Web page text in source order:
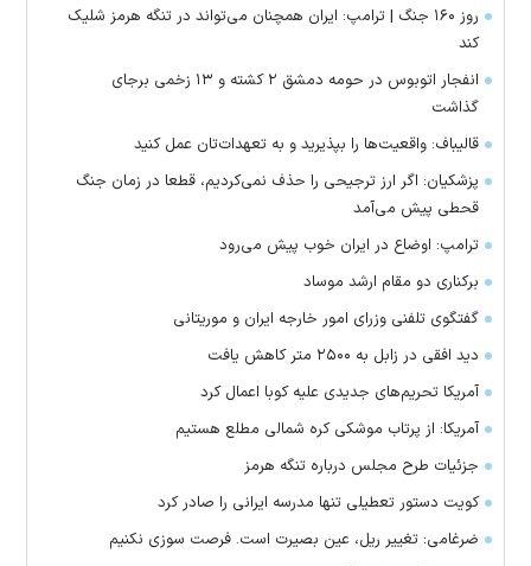
روز ۱۶۰ جنگ | ترامپ: ایران همچنان می‌تواند در تنگه هرمز شلیک
کند
انفجار اتوبوس در حومه دمشق ۲ کشته و ۱۳ زخمی برجای
گذاشت
قالیباف: واقعیت‌ها را بپذیرید و به تعهدات‌تان عمل کنید
پزشکیان: اگر ارز ترجیحی را حذف نمی‌کردیم، قطعا در زمان جنگ
قحطی پیش می‌آمد
ترامپ: اوضاع در ایران خوب پیش می‌رود
برکناری دو مقام ارشد موساد
گفتگوی تلفنی وزرای امور خارجه ایران و موریتانی
دید افقی در زابل به ۲۵۰۰ متر کاهش یافت
آمریکا تحریم‌های جدیدی علیه کوبا اعمال کرد
آمریکا: از پرتاب موشکی کره شمالی مطلع هستیم
جزئیات طرح مجلس درباره تنگه هرمز
کویت دستور تعطیلی تنها مدرسه ایرانی را صادر کرد
ضرغامی: تغییر ریل، عین بصیرت است. فرصت سوزی نکنیم